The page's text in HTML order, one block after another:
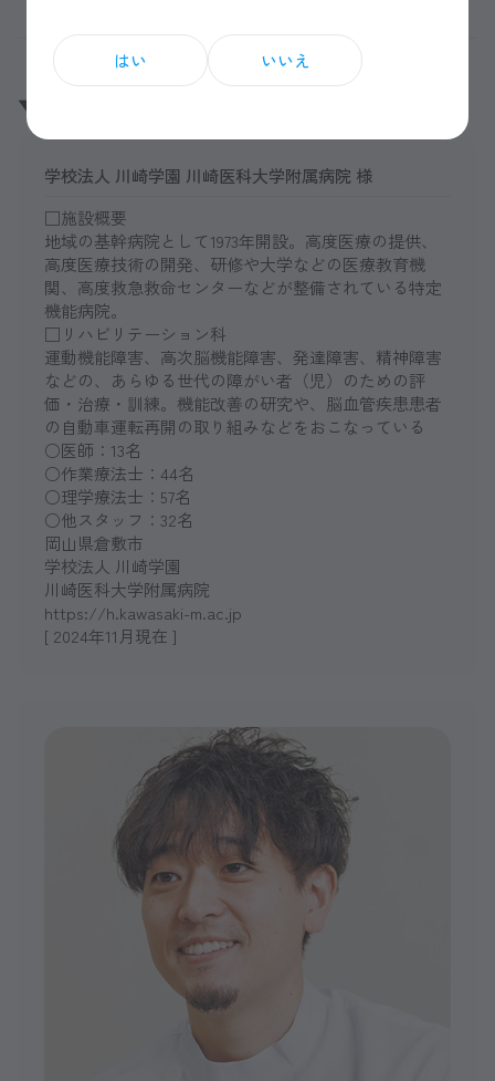
▼プロフィール
学校法人 川崎学園 川崎医科大学附属病院 様
□施設概要
地域の基幹病院として1973年開設。高度医療の提供、
高度医療技術の開発、研修や大学などの医療教育機
関、高度救急救命センターなどが整備されている特定
機能病院。
□リハビリテーション科
運動機能障害、高次脳機能障害、発達障害、精神障害
などの、あらゆる世代の障がい者（児）のための評
価・治療・訓練。機能改善の研究や、脳血管疾患患者
の自動車運転再開の取り組みなどをおこなっている
○医師：13名
○作業療法士：44名
○理学療法士：57名
○他スタッフ：32名
岡山県倉敷市
学校法人 川崎学園
川崎医科大学附属病院
https://h.kawasaki-m.ac.jp
[ 2024年11月現在 ]
はい いいえ